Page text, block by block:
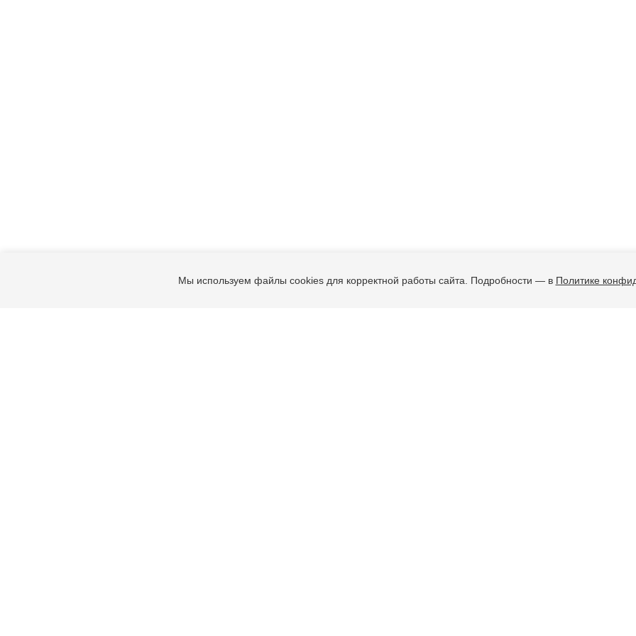
Мы используем файлы cookies для корректной работы сайта. Подробности — в Политике